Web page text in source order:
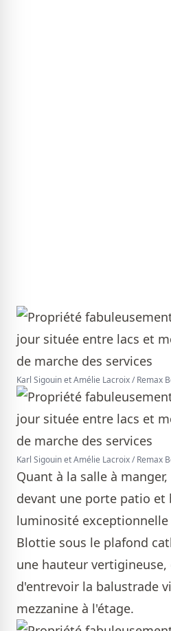
Karl Sigouin et Amélie Lacroix / Remax
Karl Sigouin et Amélie Lacroix / Remax
Quant à la salle à
devant une porte patio et
luminosité
Blottie sous le plafond
une hauteur
d'entrevoir la balustrade
mezzanine à l'étage.